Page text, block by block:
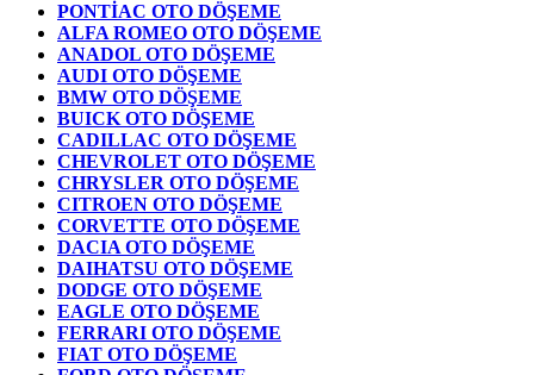
PONTİAC OTO DÖŞEME
ALFA ROMEO OTO DÖŞEME
ANADOL OTO DÖŞEME
AUDI OTO DÖŞEME
BMW OTO DÖŞEME
BUICK OTO DÖŞEME
CADILLAC OTO DÖŞEME
CHEVROLET OTO DÖŞEME
CHRYSLER OTO DÖŞEME
CITROEN OTO DÖŞEME
CORVETTE OTO DÖŞEME
DACIA OTO DÖŞEME
DAIHATSU OTO DÖŞEME
DODGE OTO DÖŞEME
EAGLE OTO DÖŞEME
FERRARI OTO DÖŞEME
FIAT OTO DÖŞEME